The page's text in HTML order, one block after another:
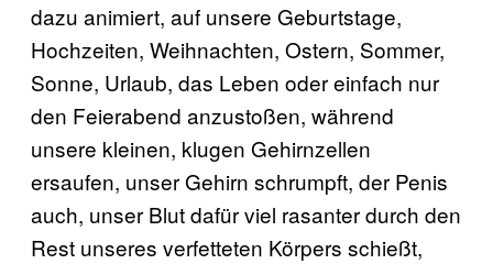
dazu animiert, auf unsere Geburtstage,
Hochzeiten, Weihnachten, Ostern, Sommer,
Sonne, Urlaub, das Leben oder einfach nur
den Feierabend anzustoßen, während
unsere kleinen, klugen Gehirnzellen
ersaufen, unser Gehirn schrumpft, der Penis
auch, unser Blut dafür viel rasanter durch den
Rest unseres verfetteten Körpers schießt,